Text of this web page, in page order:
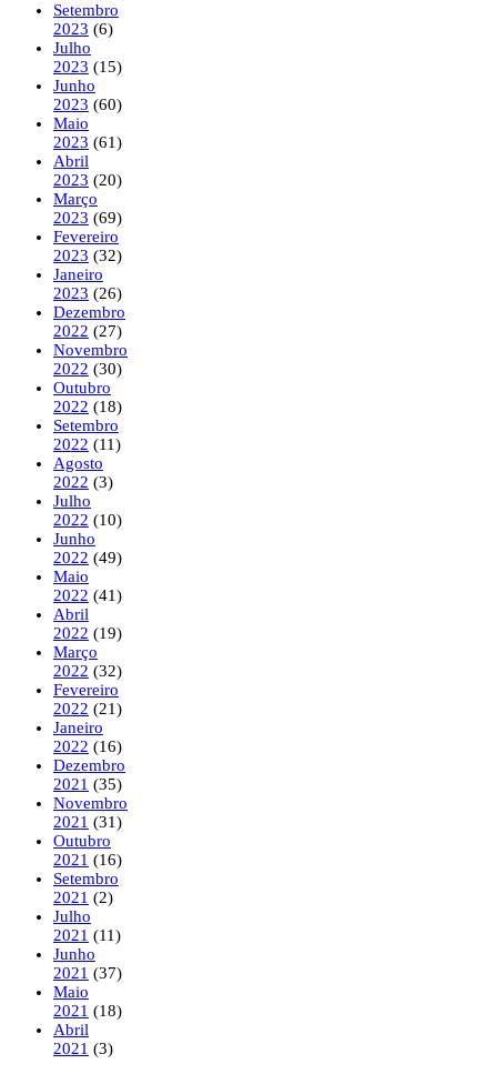
Setembro
2023 (6)
Julho
2023 (15)
Junho
2023 (60)
Maio
2023 (61)
Abril
2023 (20)
Março
2023 (69)
Fevereiro
2023 (32)
Janeiro
2023 (26)
Dezembro
2022 (27)
Novembro
2022 (30)
Outubro
2022 (18)
Setembro
2022 (11)
Agosto
2022 (3)
Julho
2022 (10)
Junho
2022 (49)
Maio
2022 (41)
Abril
2022 (19)
Março
2022 (32)
Fevereiro
2022 (21)
Janeiro
2022 (16)
Dezembro
2021 (35)
Novembro
2021 (31)
Outubro
2021 (16)
Setembro
2021 (2)
Julho
2021 (11)
Junho
2021 (37)
Maio
2021 (18)
Abril
2021 (3)